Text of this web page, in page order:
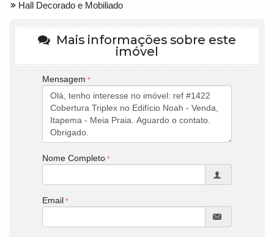
Hall Decorado e Mobiliado
Mais informações sobre este
imóvel
Mensagem
Nome Completo
Email